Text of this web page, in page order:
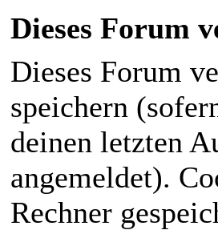
Dieses Forum
Dieses Forum
speichern
deinen letzten
angemeldet).
Rechner